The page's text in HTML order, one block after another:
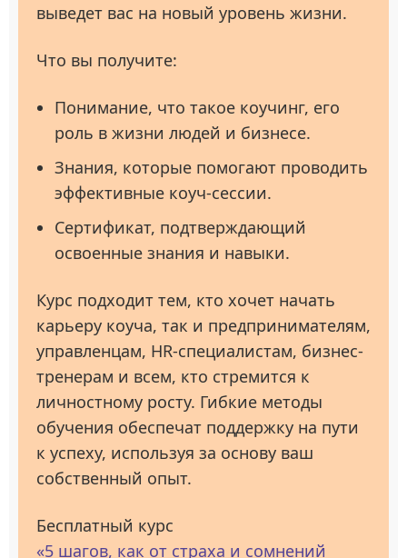
выведет вас на новый уровень жизни.
Что вы получите:
Понимание, что такое коучинг, его
роль в жизни людей и бизнесе.
Знания, которые помогают проводить
эффективные коуч-сессии.
Сертификат, подтверждающий
освоенные знания и навыки.
Курс подходит тем, кто хочет начать
карьеру коуча, так и предпринимателям,
управленцам, HR-специалистам, бизнес-
тренерам и всем, кто стремится к
личностному росту. Гибкие методы
обучения обеспечат поддержку на пути
к успеху, используя за основу ваш
собственный опыт.
Бесплатный курс
«5 шагов, как от страха и сомнений